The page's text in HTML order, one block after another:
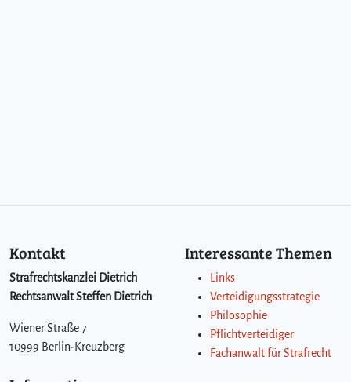
Kontakt
Strafrechtskanzlei Dietrich
Rechtsanwalt Steffen Dietrich
Wiener Straße 7
10999 Berlin-Kreuzberg
Interessante Themen
Links
Verteidigungsstrategie
Philosophie
Pflichtverteidiger
Fachanwalt für Strafrecht